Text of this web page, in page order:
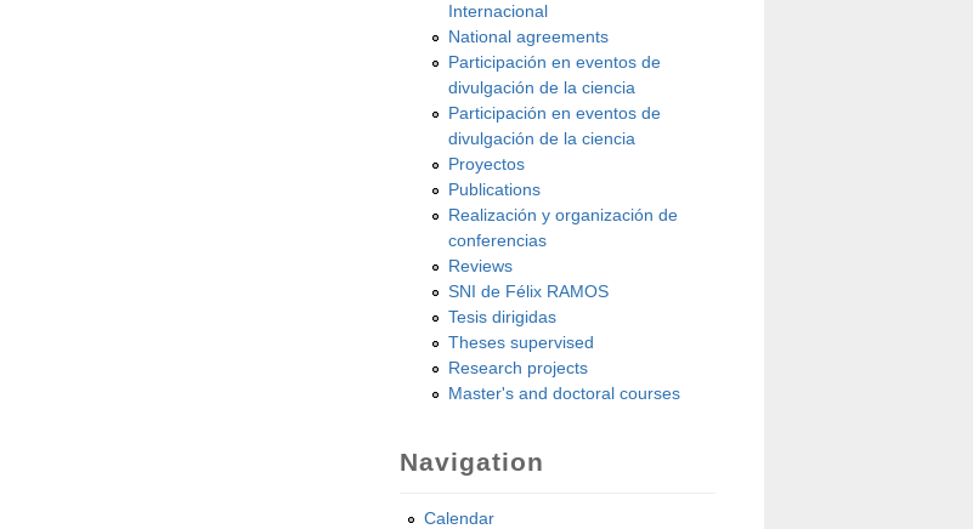
Internacional
National agreements
Participación en eventos de
divulgación de la ciencia
Participación en eventos de
divulgación de la ciencia
Proyectos
Publications
Realización y organización de
conferencias
Reviews
SNI de Félix RAMOS
Tesis dirigidas
Theses supervised
Research projects
Master's and doctoral courses
Navigation
Calendar